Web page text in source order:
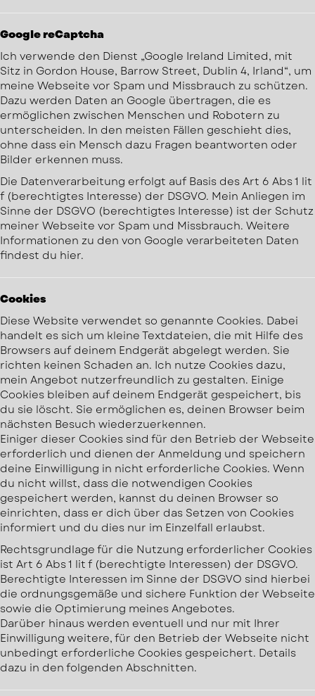
Google reCaptcha
Ich verwende den Dienst „Google Ireland Limited, mit
Sitz in Gordon House, Barrow Street, Dublin 4, Irland“, um
meine Webseite vor Spam und Missbrauch zu schützen.
Dazu werden Daten an Google übertragen, die es
ermöglichen zwischen Menschen und Robotern zu
unterscheiden. In den meisten Fällen geschieht dies,
ohne dass ein Mensch dazu Fragen beantworten oder
Bilder erkennen muss.
Die Datenverarbeitung erfolgt auf Basis des Art 6 Abs 1 lit
f (berechtigtes Interesse) der DSGVO. Mein Anliegen im
Sinne der DSGVO (berechtigtes Interesse) ist der Schutz
meiner Webseite vor Spam und Missbrauch. Weitere
Informationen zu den von Google verarbeiteten Daten
findest du hier.
Cookies
Diese Website verwendet so genannte Cookies. Dabei
handelt es sich um kleine Textdateien, die mit Hilfe des
Browsers auf deinem Endgerät abgelegt werden. Sie
richten keinen Schaden an. Ich nutze Cookies dazu,
mein Angebot nutzerfreundlich zu gestalten. Einige
Cookies bleiben auf deinem Endgerät gespeichert, bis
du sie löscht. Sie ermöglichen es, deinen Browser beim
nächsten Besuch wiederzuerkennen.
Einiger dieser Cookies sind für den Betrieb der Webseite
erforderlich und dienen der Anmeldung und speichern
deine Einwilligung in nicht erforderliche Cookies. Wenn
du nicht willst, dass die notwendigen Cookies
gespeichert werden, kannst du deinen Browser so
einrichten, dass er dich über das Setzen von Cookies
informiert und du dies nur im Einzelfall erlaubst.
Rechtsgrundlage für die Nutzung erforderlicher Cookies
ist Art 6 Abs 1 lit f (berechtigte Interessen) der DSGVO.
Berechtigte Interessen im Sinne der DSGVO sind hierbei
die ordnungsgemäße und sichere Funktion der Webseite
sowie die Optimierung meines Angebotes.
Darüber hinaus werden eventuell und nur mit Ihrer
Einwilligung weitere, für den Betrieb der Webseite nicht
unbedingt erforderliche Cookies gespeichert. Details
dazu in den folgenden Abschnitten.